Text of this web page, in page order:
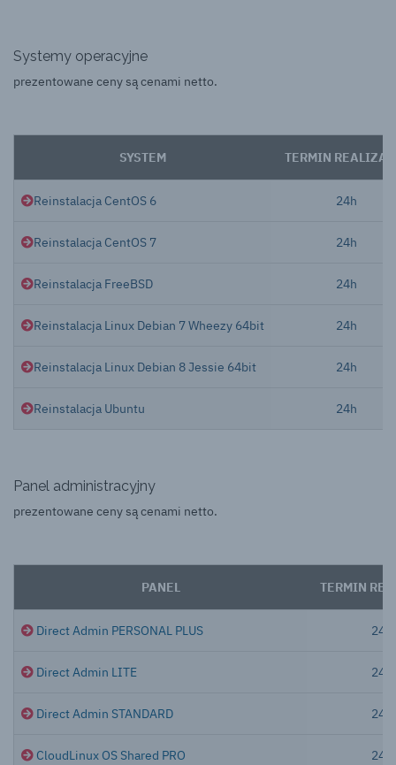
Systemy operacyjne
prezentowane ceny są cenami netto.
SYSTEM TERMIN
Reinstalacja CentOS 6 24h
Reinstalacja CentOS 7 24h
Reinstalacja FreeBSD 24h
Reinstalacja Linux Debian 7 Wheezy 64bit 24h
Reinstalacja Linux Debian 8 Jessie 64bit 24h
Reinstalacja Ubuntu 24h
Panel administracyjny
prezentowane ceny są cenami netto.
PANEL TERMIN
Direct Admin PERSONAL PLUS 24h
Direct Admin LITE 24h
Direct Admin STANDARD 24h
CloudLinux OS Shared PRO 24h